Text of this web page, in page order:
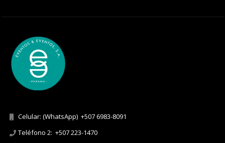
Celular: (WhatsApp) +507 6983-8091
Teléfono 2: +507 223-1470